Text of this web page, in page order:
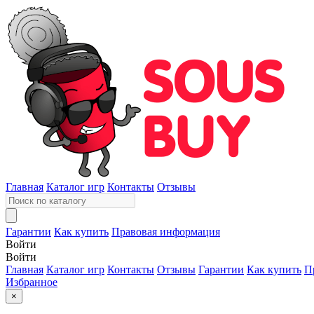
Главная Каталог игр Контакты Отзывы
Гарантии Как купить Правовая информация
Войти
Войти
Главная Каталог игр Контакты Отзывы Гарантии Как купить
Избранное
×